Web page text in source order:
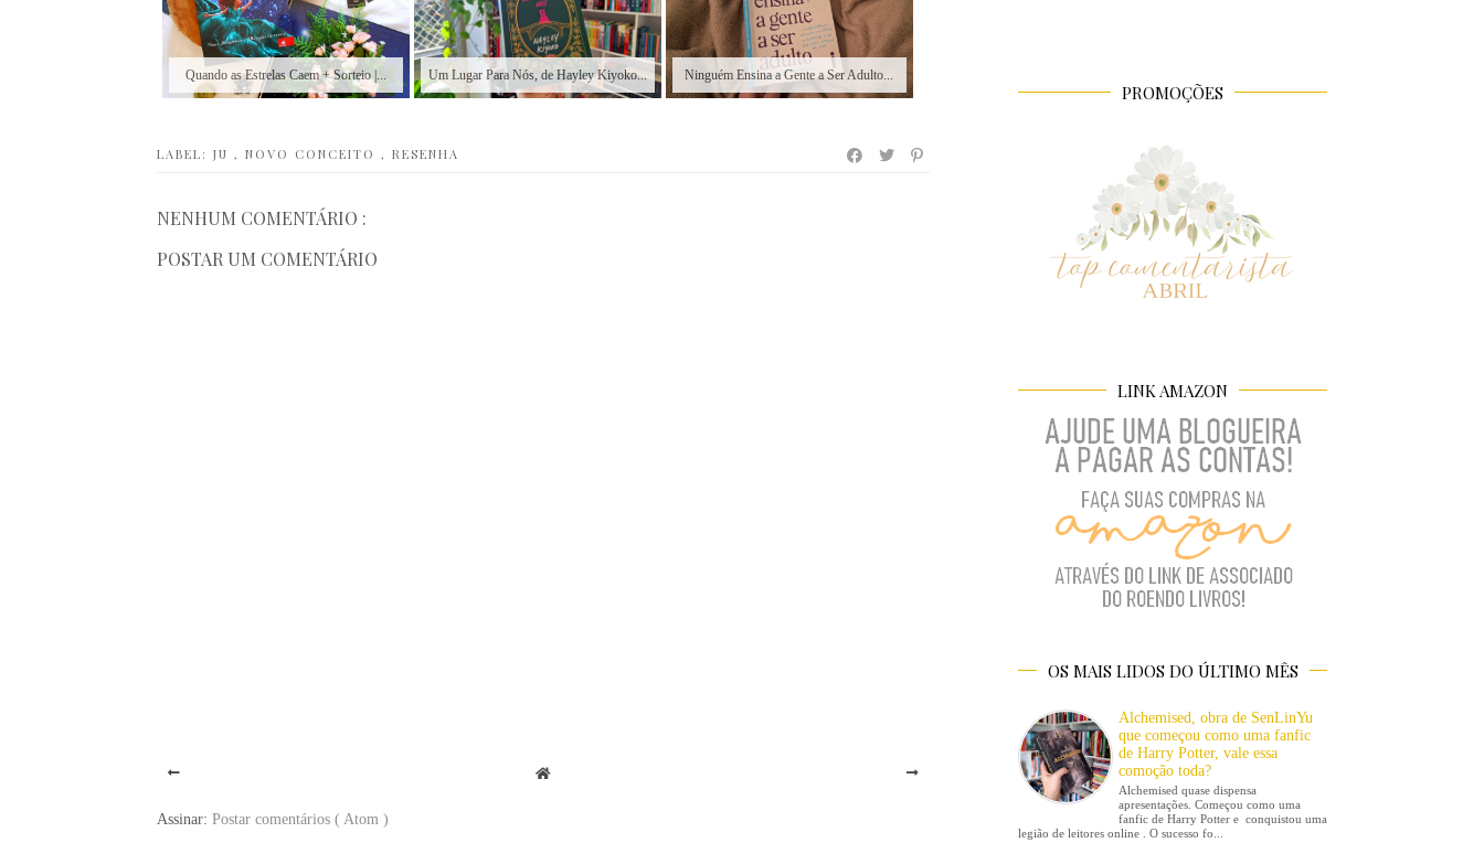
Quando as Estrelas Caem + Sorteio |... Um Lugar Para Nós, de Hayley Kiyoko... Ninguém Ensina a Gente a Ser Adulto...
LABEL: JU , NOVO CONCEITO , RESENHA
NENHUM COMENTÁRIO :
POSTAR UM COMENTÁRIO
Assinar: Postar comentários ( Atom )
PROMOÇÕES
LINK AMAZON
OS MAIS LIDOS DO ÚLTIMO MÊS
Alchemised, obra de SenLinYu
que começou como uma fanfic
de Harry Potter, vale essa
comoção toda?
Alchemised quase dispensa
apresentações. Começou como uma
fanfic de Harry Potter e conquistou uma
legião de leitores online . O sucesso fo...